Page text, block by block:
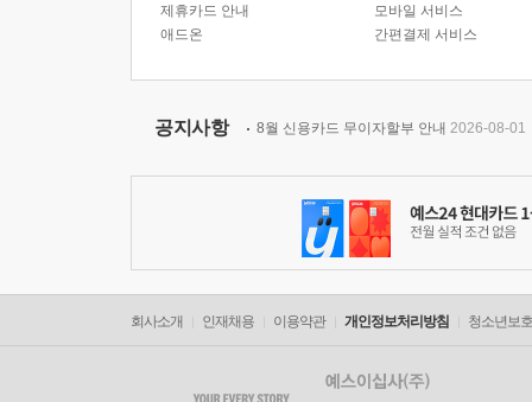
제휴카드 안내
애드온
모바일 서비스
간편결제 서비스
공지사항 8월 신용카드 무이자할부 안내 2026-08-01
회사소개 인재채용 이용약관 개인정보처리방침 청소년보